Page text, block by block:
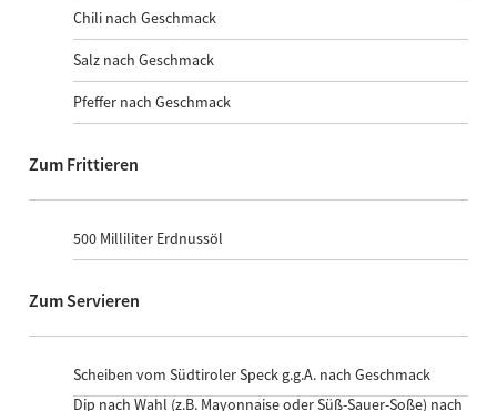
Chili nach Geschmack
Salz nach Geschmack
Pfeffer nach Geschmack
Zum Frittieren
500 Milliliter Erdnussöl
Zum Servieren
Scheiben vom Südtiroler Speck g.g.A. nach Geschmack
Dip nach Wahl (z.B. Mayonnaise oder Süß-Sauer-Soße) nach